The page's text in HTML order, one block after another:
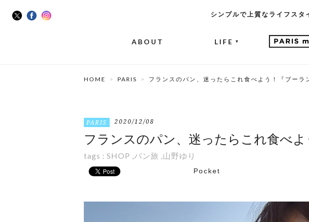
シンプルで上質なライフス
ABOUT LIFE ▼
HOME PARIS フランスのパン、迷ったらこれ食べよう！『ブーラ
PARIS 2020/12/08
フランスのパン、迷ったらこれ食べ
tags : SHOP ,パン旅 ,山野ゆり
Pocket